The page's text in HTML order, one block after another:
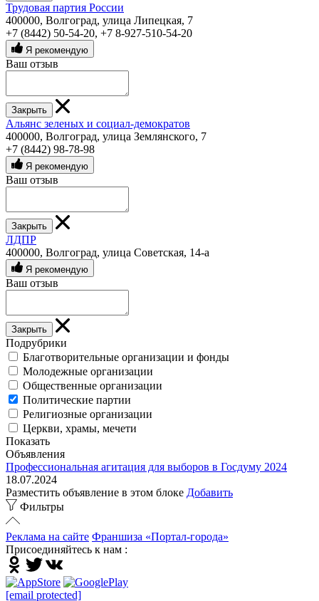
Трудовая партия России
400000, Волгоград, улица Липецкая, 7
+7 (8442) 50-54-20, +7 8-927-510-54-20
Я рекомендую
Ваш отзыв
Закрыть
Альянс зеленых и социал-демократов
400000, Волгоград, улица Землянского, 7
+7 (8442) 98-78-98
Я рекомендую
Ваш отзыв
Закрыть
ЛДПР
400000, Волгоград, улица Советская, 14-а
Я рекомендую
Ваш отзыв
Закрыть
Подрубрики
Благотворительные организации и фонды
Молодежные организации
Общественные организации
Политические партии
Религиозные организации
Церкви, храмы, мечети
Показать
Объявления
Профессиональная агитация для выборов в Госдуму 2024
18.07.2024
Разместить объявление в этом блоке Добавить
Фильтры
Реклама на сайте Франшиза «Портал-города»
Присоединяйтесь к нам :
[email protected]